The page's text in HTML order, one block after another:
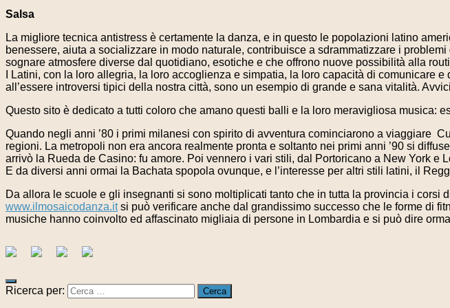
Salsa
La migliore tecnica antistress è certamente la danza, e in questo le popolazioni latino
benessere, aiuta a socializzare in modo naturale, contribuisce a sdrammatizzare i
sognare atmosfere diverse dal quotidiano, esotiche e che offrono nuove possibilità alla
I Latini, con la loro allegria, la loro accoglienza e simpatia, la loro capacità di
all’essere introversi tipici della nostra città, sono un esempio di grande e sana vitalità.
Questo sito è dedicato a tutti coloro che amano questi balli e la loro meravigliosa musica:
Quando negli anni ’80 i primi milanesi con spirito di avventura cominciarono a viaggiare
regioni. La metropoli non era ancora realmente pronta e soltanto nei primi anni ’90 si
arrivò la Rueda de Casino: fu amore. Poi vennero i vari stili, dal Portoricano a New York e
E da diversi anni ormai la Bachata spopola ovunque, e l’interesse per altri stili latini, il
Da allora le scuole e gli insegnanti si sono moltiplicati tanto che in tutta la provincia i corsi
www.ilmosaicodanza.itsi può verificare anche dal grandissimo successo che le forme di
musiche hanno coinvolto ed affascinato migliaia di persone in Lombardia e si può dire
Ricerca per: